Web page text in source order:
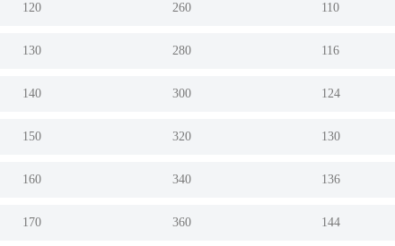
120 260 110
130 280 116
140 300 124
150 320 130
160 340 136
170 360 144